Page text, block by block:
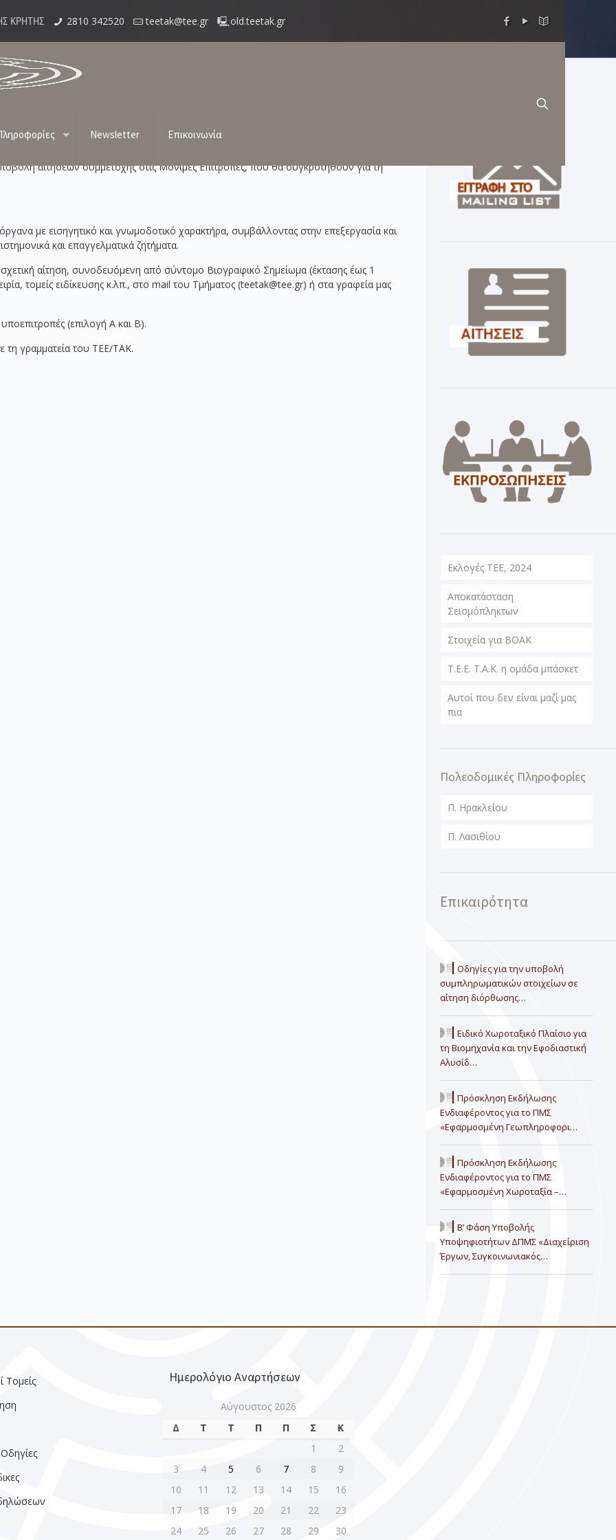
ΚΡΗΤΗΣ 2810 342520 teetak@tee.gr old.teetak.gr
Newsletter Επικοινωνία
στις Μόνιμες Επιτροπές του ΤΕΕΤΑΚ 2024-2028
αιτήσεων συμμετοχής στις Μόνιμες Επιτροπές, που θα συγκροτηθούν για τη
με εισηγητικό και γνωμοδοτικό χαρακτήρα, συμβάλλοντας στην επεξεργασία και
και επαγγελματικά ζητήματα.
αίτηση, συνοδευόμενη από σύντομο Βιογραφικό Σημείωμα (έκτασης έως 1
τομείς ειδίκευσης κ.λπ., στο mail του Τμήματος (teetak@tee.gr) ή στα γραφεία μας
(επιλογή Α και Β).
τη γραμματεία του ΤΕΕ/ΤΑΚ.
Εκλογές ΤΕΕ, 2024
Αποκατάσταση
Σεισμόπληκτων
Στοιχεία για ΒΟΑΚ
T.E.E. T.A.K. η ομάδα μπάσκετ
Αυτοί που δεν είναι μαζί μας
πια
Πολεοδομικές Πληροφορίες
Π. Ηρακλείου
Π. Λασιθίου
Επικαιρότητα
Οδηγίες για την υποβολή
συμπληρωματικών στοιχείων σε
αίτηση διόρθωσης…
Ειδικό Χωροταξικό Πλαίσιο για
τη Βιομηχανία και την Εφοδιαστική
Αλυσίδ…
Πρόσκληση Εκδήλωσης
Ενδιαφέροντος για το ΠΜΣ
«Εφαρμοσμένη Γεωπληροφορι…
Πρόσκληση Εκδήλωσης
Ενδιαφέροντος για το ΠΜΣ
«Εφαρμοσμένη Χωροταξία –…
Β’ Φάση Υποβολής
Υποψηφιοτήτων ΔΠΜΣ «Διαχείριση
Έργων, Συγκοινωνιακός…
Τομείς
Ημερολόγιο Αναρτήσεων
Αύγουστος 2026
Δ
Τ Τ Π Π Σ
Κ
1
2
3
4 5 6 7 8
9
10
11 12 13 14 15
16
17
18 19 20 21 22
23
24
25 26 27 28 29 30